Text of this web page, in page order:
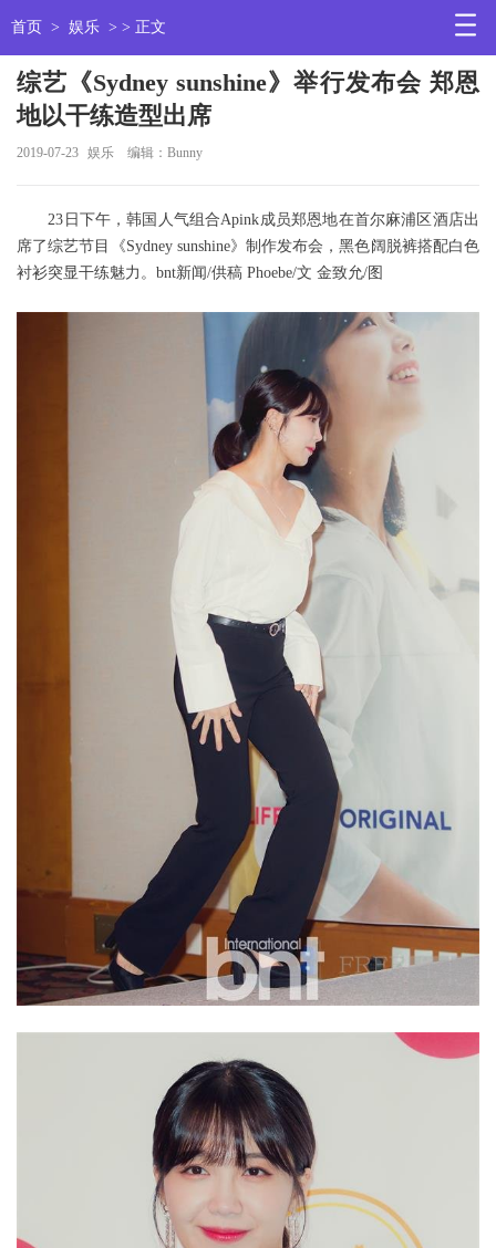
首页 > 娱乐 > > 正文
综艺《Sydney sunshine》举行发布会 郑恩
地以干练造型出席
2019-07-23 娱乐 编辑：Bunny
23日下午，韩国人气组合Apink成员郑恩地在首尔麻浦区酒店出
席了综艺节目《Sydney sunshine》制作发布会，黑色阔脱裤搭配白色
衬衫突显干练魅力。bnt新闻/供稿 Phoebe/文 金致允/图